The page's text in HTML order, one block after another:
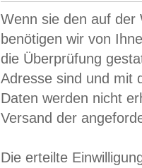
Wenn sie den auf der
benötigen wir von
die Überprüfung
Adresse sind und mit
Daten werden nicht
Versand der
Die erteilte